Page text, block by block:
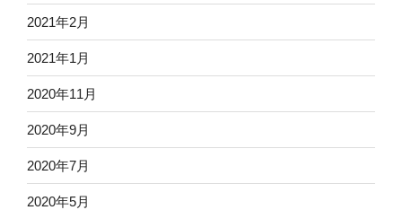
2021年2月
2021年1月
2020年11月
2020年9月
2020年7月
2020年5月